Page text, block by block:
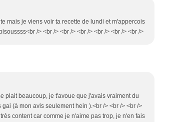
mais je viens voir ta recette de lundi et m'appercois
/> <br /> <br /> <br /> <br /> <br /> <br />
plait beaucoup, je t'avoue que j'avais vraiment du
(à mon avis seulement hein ).<br /> <br /> <br />
content car comme je n'aime pas trop, je n'en fais